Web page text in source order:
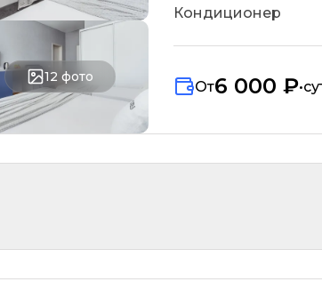
12 фото
Кондиционер
От6 000 ₽•